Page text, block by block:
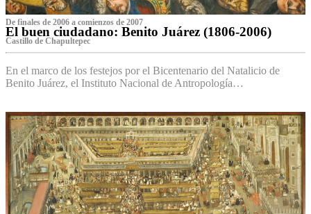
De finales de 2006 a comienzos de 2007
El buen ciudadano: Benito Juárez (1806-2006)
Castillo de Chapultepec
En el marco de los festejos por el Bicentenario del Natalicio de
Benito Juárez, el Instituto Nacional de Antropología…